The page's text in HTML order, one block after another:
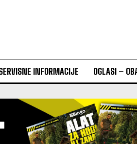
INFORMACIJE OGLASI –